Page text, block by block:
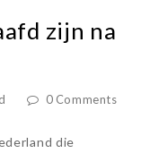
zijn na
0 Comments
die